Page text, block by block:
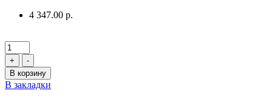
4 347.00 р.
+
-
В корзину
В закладки